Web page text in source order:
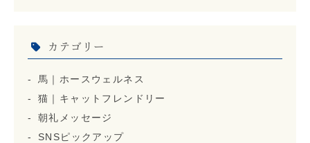
カテゴリー
馬｜ホースウェルネス
猫｜キャットフレンドリー
朝礼メッセージ
SNSピックアップ